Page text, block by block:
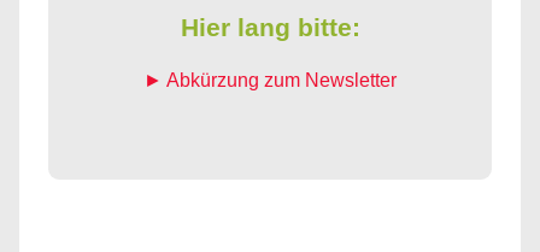
Hier lang bitte:
► Abkürzung zum Newsletter